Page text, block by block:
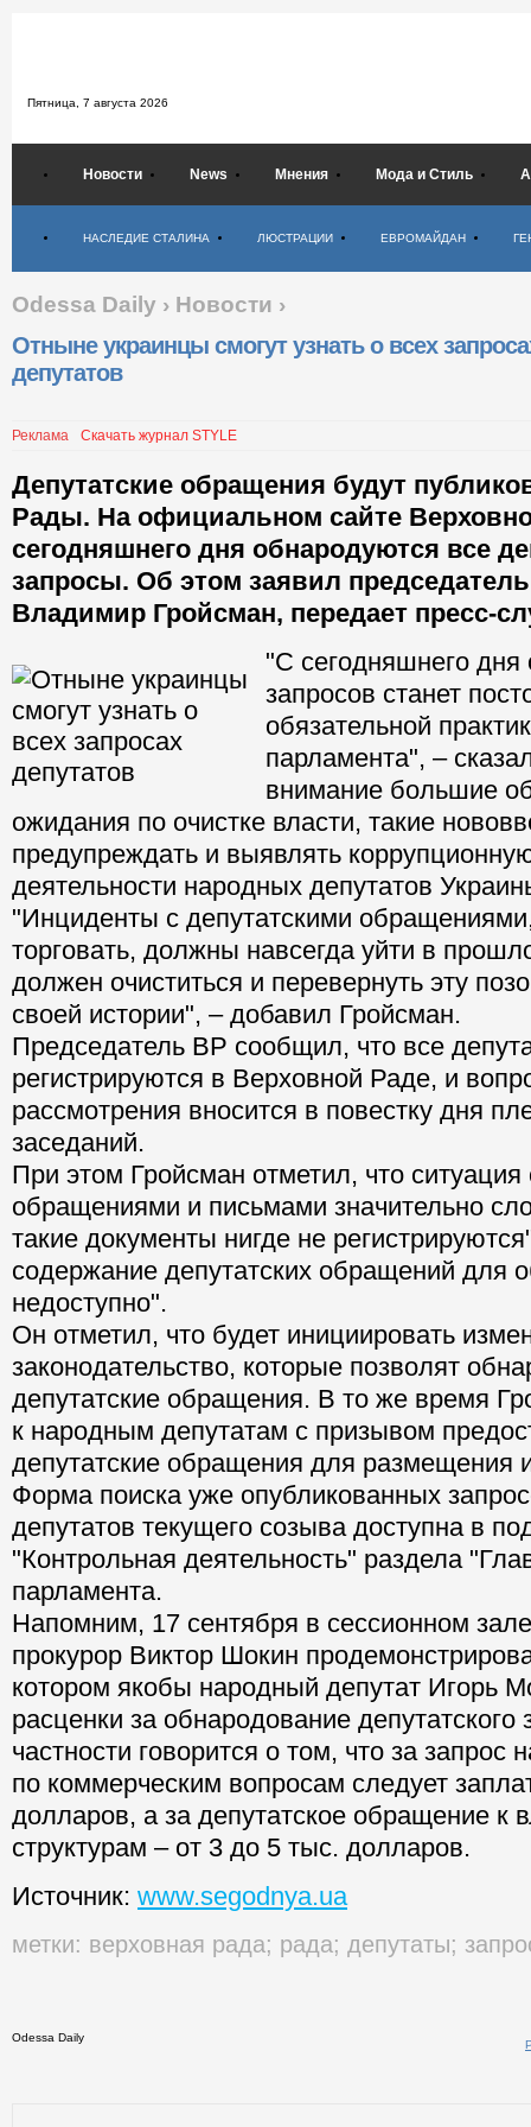
Пятница, 7 августа 2026
Новости News Мнения Мода и Стиль
НАСЛЕДИЕ СТАЛИНА ЛЮСТРАЦИИ ЕВРОМАЙДАН
Odessa Daily › Новости ›
Отныне украинцы смогут узнать о всех
депутатов
Реклама Скачать журнал STYLE
Депутатские обращения будут
Рады. На официальном сайте
сегодняшнего дня обнародуются все
запросы. Об этом заявил
Владимир Гройсман, передает пресс-
"С сегодняшнего дня
запросов станет
обязательной
парламента", –
внимание большие
ожидания по очистке власти, такие
предупреждать и выявлять
деятельности народных депутатов
"Инциденты с депутатскими
торговать, должны навсегда уйти в
должен очиститься и перевернуть эту
своей истории", – добавил Гройсман.
Председатель ВР сообщил, что все
регистрируются в Верховной Раде, и
рассмотрения вносится в повестку дня
заседаний.
При этом Гройсман отметил, что ситуация
обращениями и письмами значительно
такие документы нигде не
содержание депутатских обращений для
недоступно".
Он отметил, что будет инициировать
законодательство, которые позволят
депутатские обращения. В то же время
к народным депутатам с призывом
депутатские обращения для размещения
Форма поиска уже опубликованных
депутатов текущего созыва доступна в
"Контрольная деятельность" раздела
парламента.
Напомним, 17 сентября в сессионном
прокурор Виктор Шокин
котором якобы народный депутат Игорь
расценки за обнародование депутатского
частности говорится о том, что за запрос
по коммерческим вопросам следует
долларов, а за депутатское обращение к
структурам – от 3 до 5 тыс. долларов.
Источник: www.segodnya.ua
метки: верховная рада; рада; депутаты;
Odessa Daily